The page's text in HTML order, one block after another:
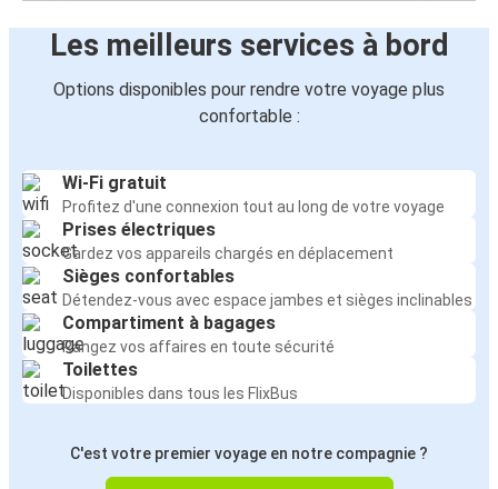
Les meilleurs services à bord
Options disponibles pour rendre votre voyage plus
confortable :
Wi-Fi gratuit
Profitez d'une connexion tout au long de votre voyage
Prises électriques
Gardez vos appareils chargés en déplacement
Sièges confortables
Détendez-vous avec espace jambes et sièges inclinables
Compartiment à bagages
Rangez vos affaires en toute sécurité
Toilettes
Disponibles dans tous les FlixBus
C'est votre premier voyage en notre compagnie ?